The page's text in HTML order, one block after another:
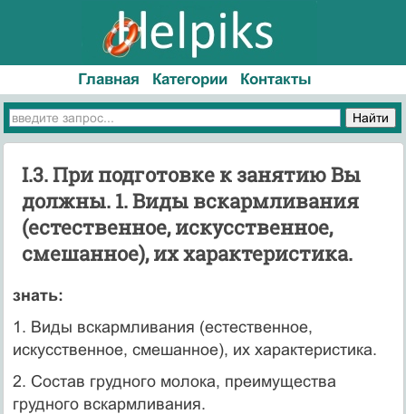
Главная Категории Контакты
I.3. При подготовке к занятию Вы
должны. 1. Виды вскармливания
(естественное, искусственное,
смешанное), их характеристика.
знать:
1. Виды вскармливания (естественное,
искусственное, смешанное), их характеристика.
2. Состав грудного молока, преимущества
грудного вскармливания.